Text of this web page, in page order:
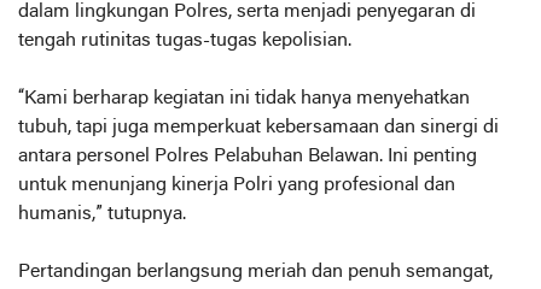
dalam lingkungan Polres, serta menjadi penyegaran di
tengah rutinitas tugas-tugas kepolisian.
“Kami berharap kegiatan ini tidak hanya menyehatkan
tubuh, tapi juga memperkuat kebersamaan dan sinergi di
antara personel Polres Pelabuhan Belawan. Ini penting
untuk menunjang kinerja Polri yang profesional dan
humanis,” tutupnya.
Pertandingan berlangsung meriah dan penuh semangat,